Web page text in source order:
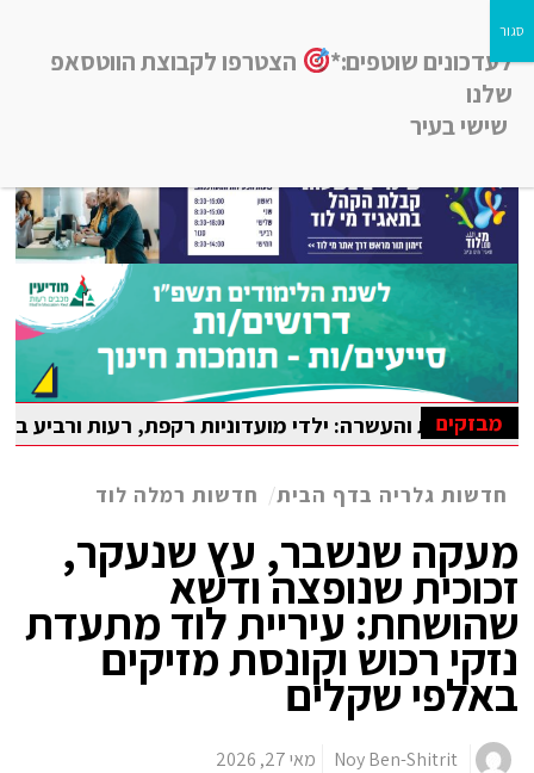
חדשות רמלה לוד, חדשות רחובות, חדשות נס-ציונה והסביבה
מבזקים
והעשרה: ילדי מועדוניות רקפת, רעות ורביע בלוד נהנו
חדשות גלריה בדף הבית/ חדשות רמלה לוד
מעקה שנשבר, עץ שנעקר,
זכוכית שנופצה ודשא
שהושחת: עיריית לוד מתעדת
נזקי רכוש וקונסת מזיקים
באלפי שקלים
Noy Ben-Shitrit מאי 27, 2026
לעדכונים שוטפים:*
הצטרפו לקבוצת הווטסאפ
שלנו
שישי בעיר